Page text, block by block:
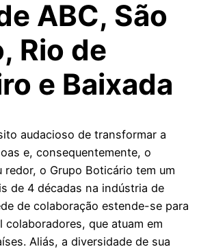
ABC, São
Rio de
e Baixada
audacioso de transformar a
e, consequentemente, o
redor, o Grupo Boticário tem um
de 4 décadas na indústria de
de colaboração estende-se para
colaboradores, que atuam em
Aliás, a diversidade de sua